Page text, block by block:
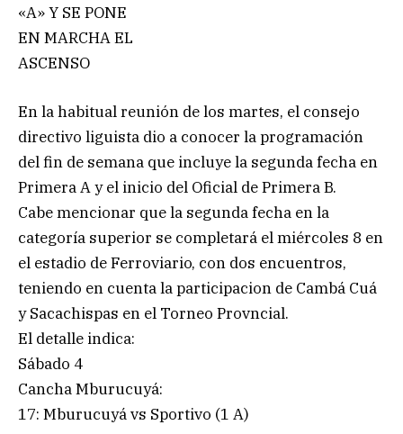
«A» Y SE PONE
EN MARCHA EL
ASCENSO
En la habitual reunión de los martes, el consejo
directivo liguista dio a conocer la programación
del fin de semana que incluye la segunda fecha en
Primera A y el inicio del Oficial de Primera B.
Cabe mencionar que la segunda fecha en la
categoría superior se completará el miércoles 8 en
el estadio de Ferroviario, con dos encuentros,
teniendo en cuenta la participacion de Cambá Cuá
y Sacachispas en el Torneo Provncial.
El detalle indica:
Sábado 4
Cancha Mburucuyá:
17: Mburucuyá vs Sportivo (1 A)